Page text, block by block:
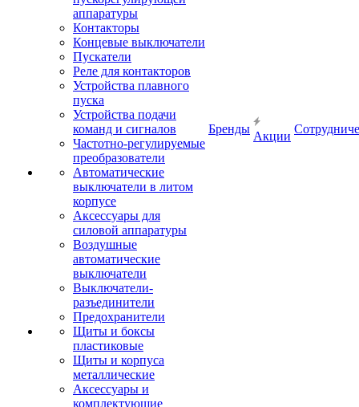
аппаратуры
Контакторы
Концевые выключатели
Пускатели
Реле для контакторов
Устройства плавного
пуска
Устройства подачи
команд и сигналов
Частотно-регулируемые
преобразователи
Автоматические
выключатели в литом
корпусе
Аксессуары для
силовой аппаратуры
Воздушные
автоматические
выключатели
Выключатели-
разъединители
Предохранители
Щиты и боксы
пластиковые
Щиты и корпуса
металлические
Аксессуары и
комплектующие
Бренды
Акции